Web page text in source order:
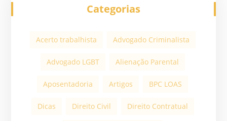
Categorias
Acerto trabalhista Advogado Criminalista
Advogado LGBT Alienação Parental
Aposentadoria Artigos BPC LOAS
Dicas Direito Civil Direito Contratual